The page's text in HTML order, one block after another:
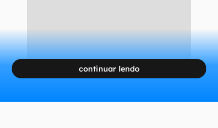
continuar lendo